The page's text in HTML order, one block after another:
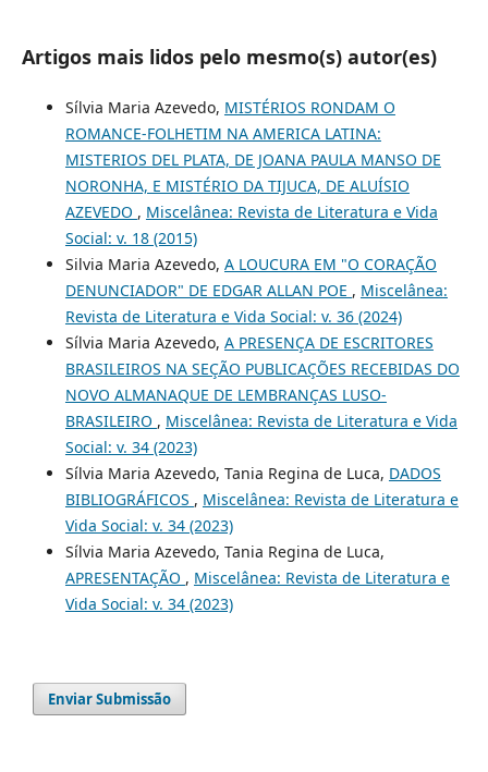
Artigos mais lidos pelo mesmo(s) autor(es)
Sílvia Maria Azevedo, MISTÉRIOS RONDAM O
ROMANCE-FOLHETIM NA AMERICA LATINA:
MISTERIOS DEL PLATA, DE JOANA PAULA MANSO DE
NORONHA, E MISTÉRIO DA TIJUCA, DE ALUÍSIO
AZEVEDO , Miscelânea: Revista de Literatura e Vida
Social: v. 18 (2015)
Silvia Maria Azevedo, A LOUCURA EM "O CORAÇÃO
DENUNCIADOR" DE EDGAR ALLAN POE , Miscelânea:
Revista de Literatura e Vida Social: v. 36 (2024)
Sílvia Maria Azevedo, A PRESENÇA DE ESCRITORES
BRASILEIROS NA SEÇÃO PUBLICAÇÕES RECEBIDAS DO
NOVO ALMANAQUE DE LEMBRANÇAS LUSO-
BRASILEIRO , Miscelânea: Revista de Literatura e Vida
Social: v. 34 (2023)
Sílvia Maria Azevedo, Tania Regina de Luca, DADOS
BIBLIOGRÁFICOS , Miscelânea: Revista de Literatura e
Vida Social: v. 34 (2023)
Sílvia Maria Azevedo, Tania Regina de Luca,
APRESENTAÇÃO , Miscelânea: Revista de Literatura e
Vida Social: v. 34 (2023)
Enviar Submissão